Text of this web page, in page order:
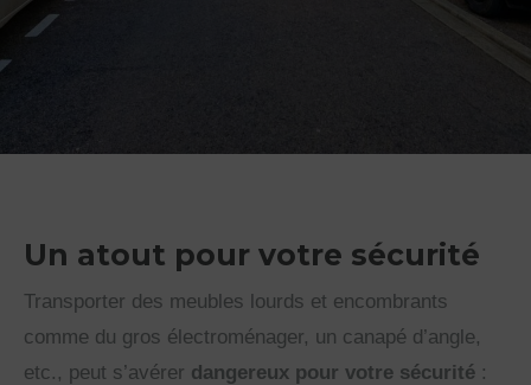
Un atout pour votre sécurité
Transporter des meubles lourds et encombrants
comme du gros électroménager, un canapé d’angle,
etc., peut s’avérer dangereux pour votre sécurité :